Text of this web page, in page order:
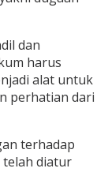
dan
harus
alat untuk
perhatian dari
terhadap
telah diatur